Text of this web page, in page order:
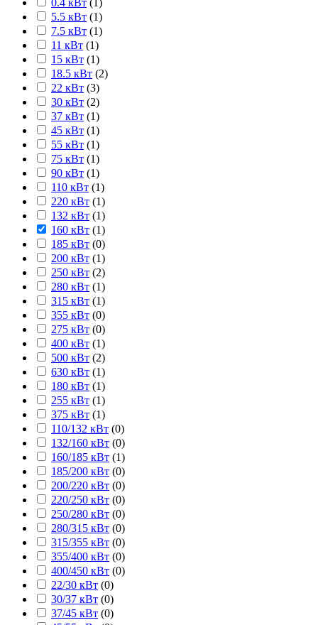
0.4 кВт (1)
5.5 кВт (1)
7.5 кВт (1)
11 кВт (1)
15 кВт (1)
18.5 кВт (2)
22 кВт (3)
30 кВт (2)
37 кВт (1)
45 кВт (1)
55 кВт (1)
75 кВт (1)
90 кВт (1)
110 кВт (1)
220 кВт (1)
132 кВт (1)
160 кВт (1)
185 кВт (0)
200 кВт (1)
250 кВт (2)
280 кВт (1)
315 кВт (1)
355 кВт (0)
275 кВт (0)
400 кВт (1)
500 кВт (2)
630 кВт (1)
180 кВт (1)
255 кВт (1)
375 кВт (1)
110/132 кВт (0)
132/160 кВт (0)
160/185 кВт (1)
185/200 кВт (0)
200/220 кВт (0)
220/250 кВт (0)
250/280 кВт (0)
280/315 кВт (0)
315/355 кВт (0)
355/400 кВт (0)
400/450 кВт (0)
22/30 кВт (0)
30/37 кВт (0)
37/45 кВт (0)